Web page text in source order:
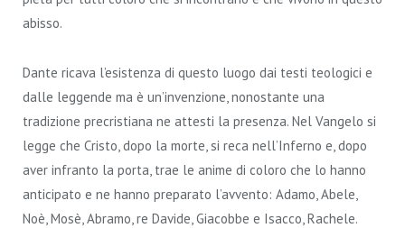
abisso.
Dante ricava l’esistenza di questo luogo dai testi teologici e
dalle leggende ma è un’invenzione, nonostante una
tradizione precristiana ne attesti la presenza. Nel Vangelo si
legge che Cristo, dopo la morte, si reca nell’Inferno e, dopo
aver infranto la porta, trae le anime di coloro che lo hanno
anticipato e ne hanno preparato l’avvento: Adamo, Abele,
Noè, Mosè, Abramo, re Davide, Giacobbe e Isacco, Rachele.